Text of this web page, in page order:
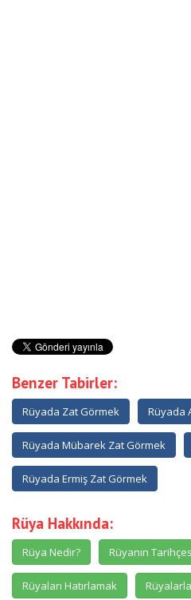
Benzer Tabirler:
Rüyada Zat Görmek Rüyada
Rüyada Mübarek Zat Görmek
Rüyada Ermiş Zat Görmek
Rüya Hakkında:
Rüya Nedir? Rüyanın
Rüyaları Hatırlamak